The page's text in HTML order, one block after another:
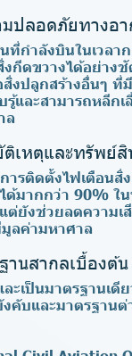
มปลอดภัยทางอ
นที่กำลังบินในเว
กีดขวางได้อย่าง
สิ่งปลูกสร้างอื่นๆ
รู้และสามารถหลี
ล
เหตุและทรัพย์สิ
ารติดตั้งไฟเตือน
ด้มากกว่า 90%
ต่ยังช่วยลดความเ
มูลค่ามหาศาล
านสากลเบื้องต้น
ะเป็นมาตรฐานเดี
บและมาตรฐานต่